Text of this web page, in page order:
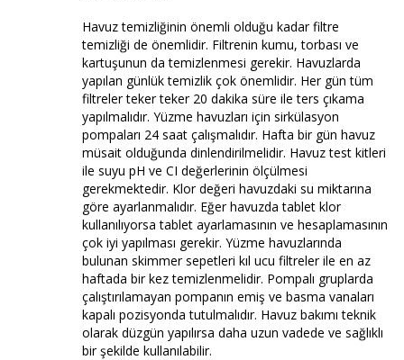
Havuz temizliğinin önemli olduğu kadar filtre
temizliği de önemlidir. Filtrenin kumu, torbası ve
kartuşunun da temizlenmesi gerekir. Havuzlarda
yapılan günlük temizlik çok önemlidir. Her gün tüm
filtreler teker teker 20 dakika süre ile ters çıkama
yapılmalıdır. Yüzme havuzları için sirkülasyon
pompaları 24 saat çalışmalıdır. Hafta bir gün havuz
müsait olduğunda dinlendirilmelidir. Havuz test kitleri
ile suyu pH ve CI değerlerinin ölçülmesi
gerekmektedir. Klor değeri havuzdaki su miktarına
göre ayarlanmalıdır. Eğer havuzda tablet klor
kullanılıyorsa tablet ayarlamasının ve hesaplamasının
çok iyi yapılması gerekir. Yüzme havuzlarında
bulunan skimmer sepetleri kıl ucu filtreler ile en az
haftada bir kez temizlenmelidir. Pompalı gruplarda
çalıştırılamayan pompanın emiş ve basma vanaları
kapalı pozisyonda tutulmalıdır. Havuz bakımı teknik
olarak düzgün yapılırsa daha uzun vadede ve sağlıklı
bir şekilde kullanılabilir.